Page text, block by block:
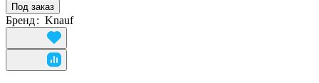
Под заказ
Бренд: Knauf